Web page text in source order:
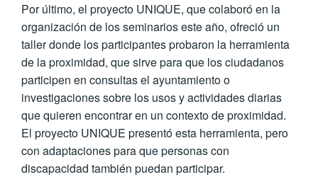
Por último, el proyecto UNIQUE, que colaboró en la
organización de los seminarios este año, ofreció un
taller donde los participantes probaron la herramienta
de la proximidad, que sirve para que los ciudadanos
participen en consultas el ayuntamiento o
investigaciones sobre los usos y actividades diarias
que quieren encontrar en un contexto de proximidad.
El proyecto UNIQUE presentó esta herramienta, pero
con adaptaciones para que personas con
discapacidad también puedan participar.